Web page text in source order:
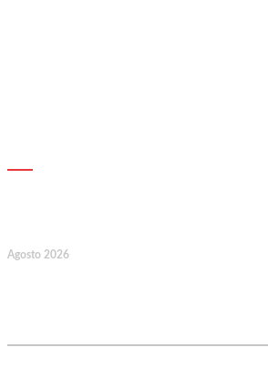
Agosto 2026